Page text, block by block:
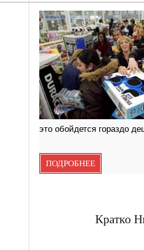
это обойдется гораздо
ПОДРОБНЕЕ
Кратко